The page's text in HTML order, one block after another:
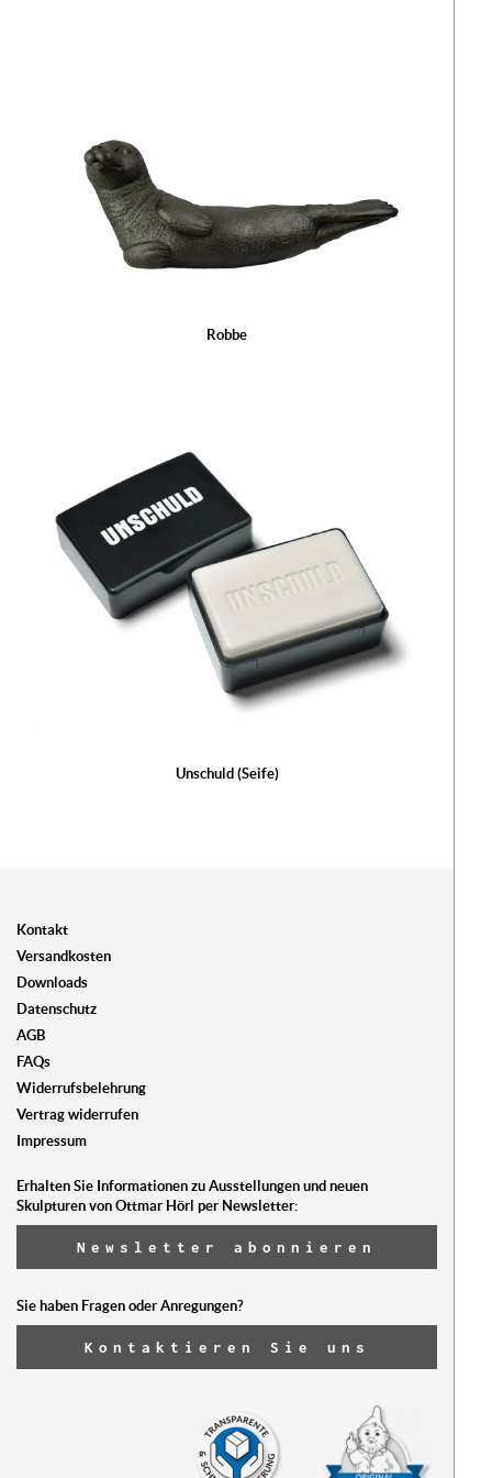
Robbe
Unschuld (Seife)
Kontakt
Versandkosten
Downloads
Datenschutz
AGB
FAQs
Widerrufsbelehrung
Vertrag widerrufen
Impressum
Erhalten Sie Informationen zu Ausstellungen und neuen
Skulpturen von Ottmar Hörl per Newsletter:
Newsletter abonnieren
Sie haben Fragen oder Anregungen?
Kontaktieren Sie uns